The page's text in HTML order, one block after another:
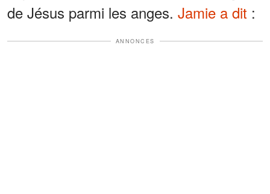
de Jésus parmi les anges. Jamie a dit :
ANNONCES